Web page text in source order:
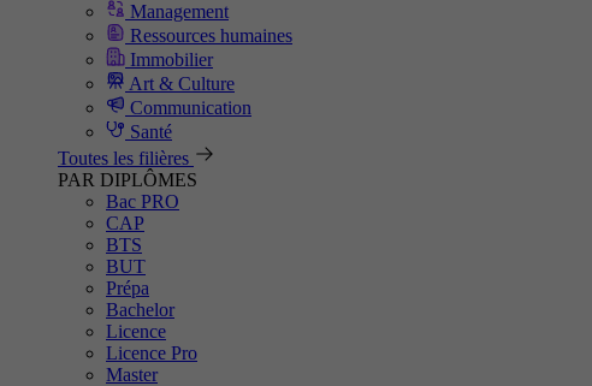
Management
Ressources humaines
Immobilier
Art & Culture
Communication
Santé
Toutes les filières
PAR DIPLÔMES
Bac PRO
CAP
BTS
BUT
Prépa
Bachelor
Licence
Licence Pro
Master